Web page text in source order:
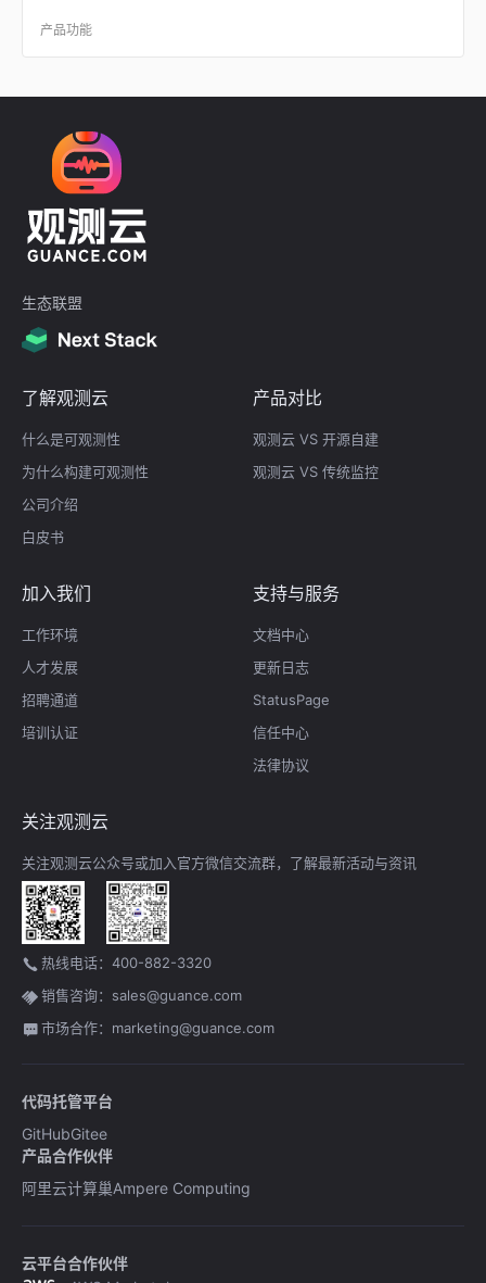
产品功能
生态联盟
了解观测云
什么是可观测性
为什么构建可观测性
公司介绍
白皮书
产品对比
观测云 VS 开源自建
观测云 VS 传统监控
加入我们
工作环境
人才发展
招聘通道
培训认证
支持与服务
文档中心
更新日志
StatusPage
信任中心
法律协议
关注观测云
关注观测云公众号或加入官方微信交流群，了解最新活动与资讯
热线电话：400-882-3320
销售咨询：sales@guance.com
市场合作：marketing@guance.com
代码托管平台
GitHubGitee
产品合作伙伴
阿里云计算巢Ampere Computing
云平台合作伙伴